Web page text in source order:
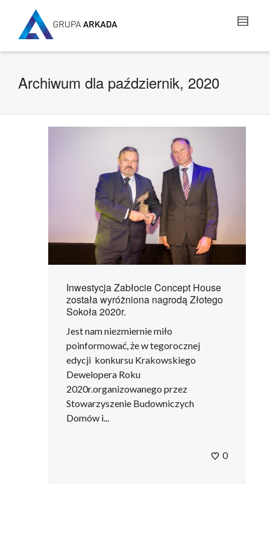
Archiwum dla październik, 2020
Inwestycja Zabłocie Concept House
została wyróżniona nagrodą Złotego
Sokoła 2020r.
Jest nam niezmiernie miło
poinformować, że w tegorocznej
edycji konkursu Krakowskiego
Dewelopera Roku
2020r.organizowanego przez
Stowarzyszenie Budowniczych
Domów i...
0